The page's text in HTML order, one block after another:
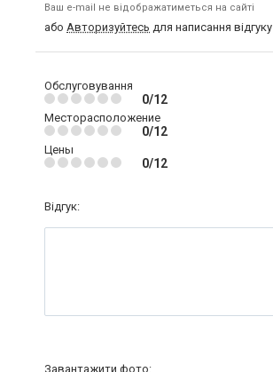
Ваш e-mail не відображатиметься на сайті
або Авторизуйтесь для написання відгуку
Обслуговування
0/12
Месторасположение
0/12
Цены
0/12
Відгук:
Завантажити фото: